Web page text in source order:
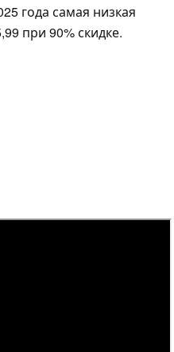
года самая низкая
при 90% скидке.